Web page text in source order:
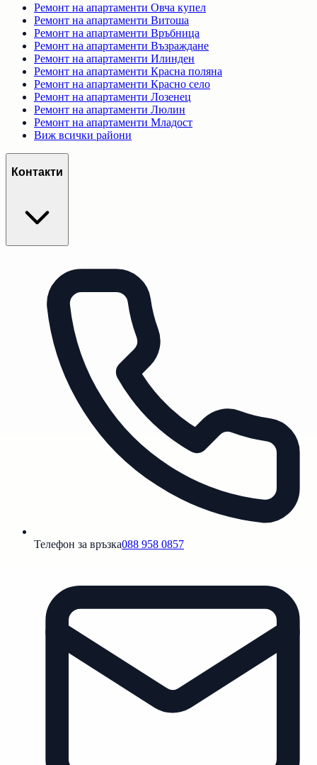
Ремонт на апартаменти Овча купел
Ремонт на апартаменти Витоша
Ремонт на апартаменти Връбница
Ремонт на апартаменти Възраждане
Ремонт на апартаменти Илинден
Ремонт на апартаменти Красна поляна
Ремонт на апартаменти Красно село
Ремонт на апартаменти Лозенец
Ремонт на апартаменти Люлин
Ремонт на апартаменти Младост
Виж всички райони
Контакти
Телефон за връзка088 958 0857